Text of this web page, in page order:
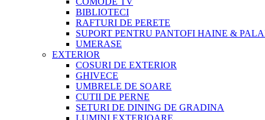
BIBLIOTECI
RAFTURI DE PERETE
SUPORT PENTRU PANTOFI HAINE &
UMERASE
EXTERIOR
COSURI DE EXTERIOR
GHIVECE
UMBRELE DE SOARE
CUTII DE PERNE
SETURI DE DINING DE GRADINA
LUMINI EXTERIOARE